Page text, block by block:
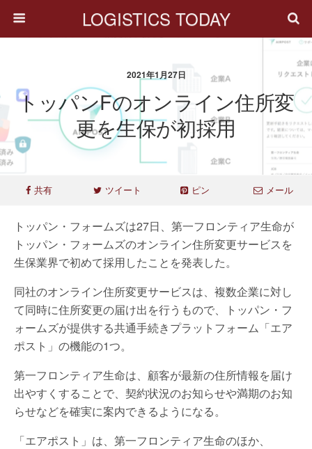
LOGISTICS TODAY
2021年1月27日
トッパンFのオンライン住所変
更を生保が初採用
共有 ツイート ピン メール
トッパン・フォームズは27日、第一フロンティア生命が
トッパン・フォームズのオンライン住所変更サービスを
生保業界で初めて採用したことを発表した。
同社のオンライン住所変更サービスは、複数企業に対し
て同時に住所変更の届け出を行うもので、トッパン・フ
ォームズが提供する共通手続きプラットフォーム「エア
ポスト」の機能の1つ。
第一フロンティア生命は、顧客が最新の住所情報を届け
出やすくすることで、契約状況のお知らせや満期のお知
らせなどを確実に案内できるようになる。
「エアポスト」は、第一フロンティア生命のほか、